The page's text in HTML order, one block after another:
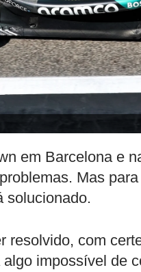
em Barcelona e
Mas
solucionado.
resolvido, com
impossível de